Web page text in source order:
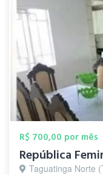
R$ 700,00 por mês
República
Taguatinga Norte